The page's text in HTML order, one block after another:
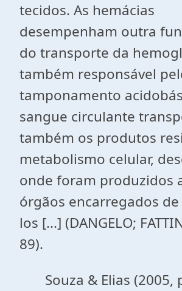
tecidos. As hemácias
desempenham outra
do transporte da
também responsável
tamponamento
sangue circulante
também os produtos
metabolismo celular,
onde foram produzidos
órgãos encarregados
los [...] (DANGELO;
89).
Souza & Elias (2005,